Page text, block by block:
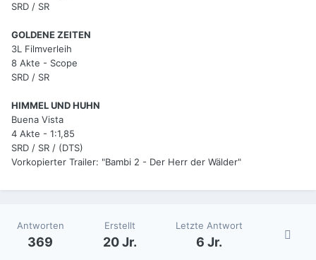
SRD / SR
GOLDENE ZEITEN
3L Filmverleih
8 Akte - Scope
SRD / SR
HIMMEL UND HUHN
Buena Vista
4 Akte - 1:1,85
SRD / SR / (DTS)
Vorkopierter Trailer: "Bambi 2 - Der Herr der Wälder"
Antworten
369
Erstellt
20 Jr.
Letzte Antwort
6 Jr.